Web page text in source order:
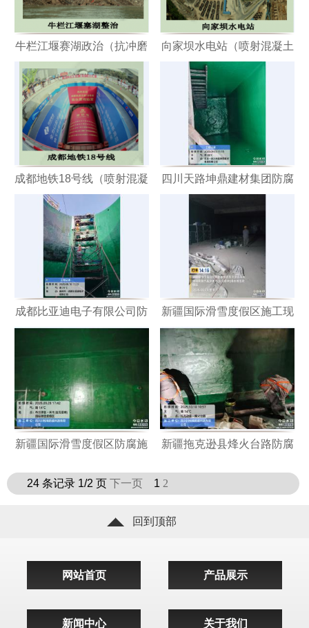
牛栏江堰赛湖政治（抗冲磨
剂）
向家坝水电站（喷射混凝土
用纳米材料）
成都地铁18号线（喷射混凝
土用纳米材料）
四川天路坤鼎建材集团防腐
施工
成都比亚迪电子有限公司防
新疆国际滑雪度假区施工现
新疆国际滑雪度假区防腐施
新疆拖克逊县烽火台路防腐
24 条记录 1/2 页 下一页 1 2
回到顶部
网站首页 产品展示
新闻中心 关于我们